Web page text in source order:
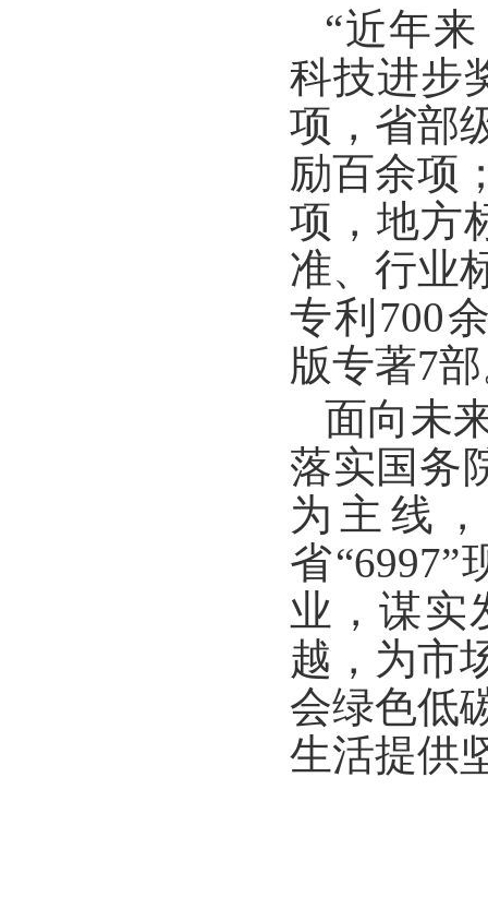
“近年
科技进步
项，省部
励百余项
项，地方
准、行业
专利700
版专著7
面向未
落实国务
为主线
省
业，谋实
越，为市
会绿色低
生活提供